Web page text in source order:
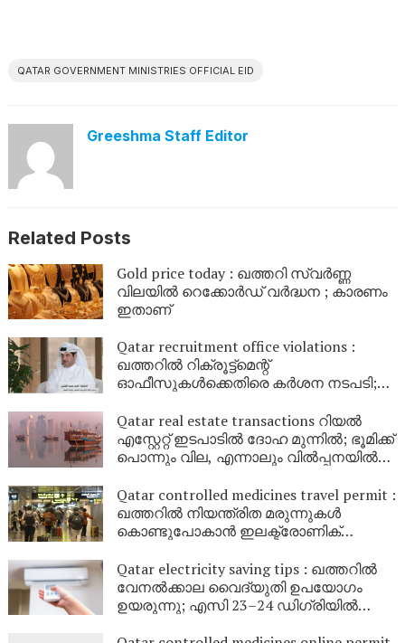
QATAR GOVERNMENT MINISTRIES OFFICIAL EID
Greeshma Staff Editor
Related Posts
Gold price today : ഖത്തറി സ്വർണ്ണ
വിലയിൽ റെക്കോർഡ് വർദ്ധന ; കാരണം
ഇതാണ്
Qatar recruitment office violations :
ഖത്തറിൽ റിക്രൂട്ട്‌മെന്റ്
ഓഫീസുകൾക്കെതിരെ കർശന നടപടി;
ലൈസൻസ് റദ്ദാക്കും
Qatar real estate transactions റിയൽ
എസ്റ്റേറ്റ് ഇടപാടിൽ ദോഹ മുന്നിൽ; ഭൂമിക്ക്
പൊന്നും വില, എന്നാലും വിൽപ്പനയിൽ
Qatar controlled medicines travel permit :
ഖത്തറിൽ നിയന്ത്രിത മരുന്നുകൾ
കൊണ്ടുപോകാൻ ഇലക്ട്രോണിക്
Qatar electricity saving tips : ഖത്തറിൽ
വേനൽക്കാല വൈദ്യുതി ഉപയോഗം
ഉയരുന്നു; എസി 23–24 ഡിഗ്രിയിൽ